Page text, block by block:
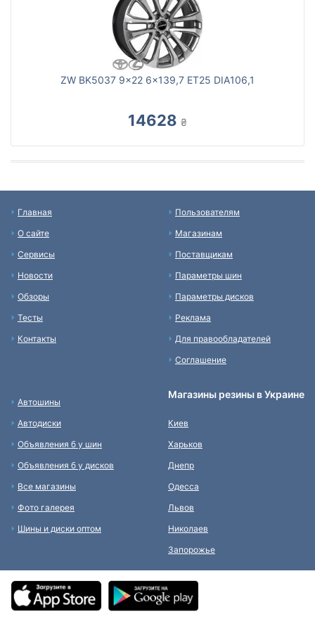
ZW BK5037 9x22 6x139,7 ET25 DIA106,1
14628 ₴
Главная
О сайте
Сервисы
Новости
Обзоры
Тесты
Контакты
Пользователям
Магазинам
Поставщикам
Параметры шин
Параметры дисков
Реклама
Для правообладателей
Соглашение
Автошины
Автодиски
Объявления б у шин
Объявления б у дисков
Все магазины
Фото галерея
Шины и диски оптом
Магазины резины в Украине
Киев
Харьков
Днепр
Одесса
Львов
Николаев
Запорожье